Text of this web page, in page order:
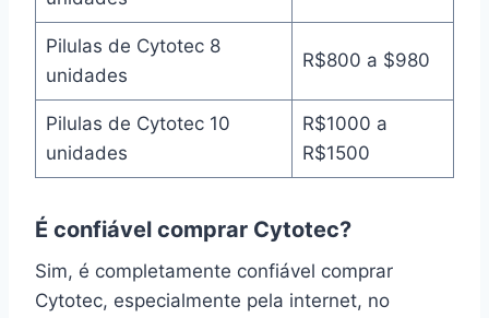
Pilulas de Cytotec 8
unidades
R$800 a $980
Pilulas de Cytotec 10
unidades
R$1000 a
R$1500
É confiável comprar Cytotec?
Sim, é completamente confiável comprar
Cytotec, especialmente pela internet, no